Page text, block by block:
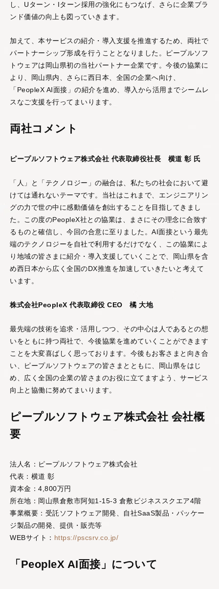
の評判を収集・解析
し、多角的・客観的に
バックサービス です。
営業支援AIシリーズ
PeopleX AIセー
AIエージェントがオン
ライン会議に入り込
み、適切・適時に営業
活動をサポートするサ
ービスです。
PeopleX AgenticHRプラットフォーム
解決策まで提案する、全く新しいHRプラットフォー
ムです。面接→面談→ロープレの相互連携はもちろ
人事課題を視覚化し、適切な解決策をAIエージェント
がご提案します。
し、Uターン・Iターン採用の強化にもつなげ、さらに企業ブラ
ンド価値の向上も図っていきます。
加えて、本サービスの紹介・導入支援を推進するため、両社で
パートナーシップ形成を行うこととなりました。ピープルソフ
トウェアは岡山県初の当社パートナー企業です。今後の協業に
より、岡山県内、さらに西日本、全国の企業へ向け、
「PeopleX AI面接」の紹介を進め、導入から活用までシームレ
スなご支援を行ってまいります。
両社コメント
ピープルソフトウェア株式会社 代表取締役社長 横道 彰 氏
「人」と「テクノロジー」の融合は、私たちの社会において避
けては通れないテーマです。当社はこれまで、エンジニアリン
グの力で世の中に感動価値を創出することを目指してきまし
た。この度のPeopleX社との協業は、まさにその理念に合致す
るものと確信し、今回の合意に至りました。AI面接という最先
端のテクノロジーを自社で利用するだけでなく、この協業によ
り地域の皆さまに紹介・導入支援していくことで、岡山県を含
め西日本から広く全国のDX推進を加速していきたいと考えて
います。
株式会社PeopleX 代表取締役 CEO 橘 大地
最先端の技術を追求・活用しつつ、その中心は人であるとの想
いをともに持つ両社で、今後協業を進めていくことができます
ことを大変喜ばしく思っております。今後もお客さまと向き合
い、ピープルソフトウェアの皆さまとともに、岡山県をはじ
め、広く全国の企業の皆さまのお役に立てますよう、サービス
向上と協働に努めてまいります。
ピープルソフトウェア株式会社 会社概
要
法人名：ピープルソフトウェア株式会社
代表：横道 彰
資本金：4,800万円
所在地：岡山県倉敷市阿知1-15-3 倉敷ビジネススクエア4階
事業概要：受託ソフトウェア開発、自社SaaS製品・パッケー
ジ製品の開発、提供・販売等
WEBサイト： https://pscsrv.co.jp/
「PeopleX AI面接」について